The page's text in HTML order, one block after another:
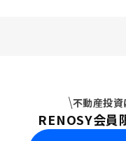
不動産投
RENOSY会員